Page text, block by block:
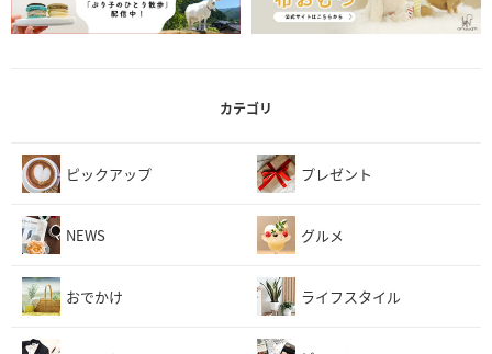
カテゴリ
ピックアップ プレゼント
NEWS グルメ
おでかけ ライフスタイル